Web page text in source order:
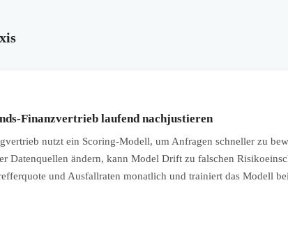
Finanzvertrieb laufend nachjustieren
nutzt ein Scoring-Modell, um Anfragen schneller zu
Datenquellen ändern, kann Model Drift zu falschen
und Ausfallraten monatlich und trainiert das Modell